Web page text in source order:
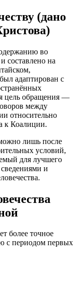
(дано
во
составлено на
адаптирован с
цель обращения —
между
относительно
к Коалиции.
лишь после
условий,
для лучшего
и
более точное
с периодом первых